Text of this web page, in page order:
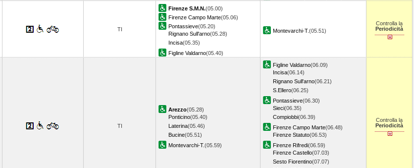
TI
Firenze S.M.N.(05.00)
Firenze Campo Marte(05.06)
Pontassieve(05.20)
Rignano Sull'arno(05.28)
Incisa(05.35)
Figline Valdarno(05.40)
Montevarchi-T.(05.51)
Controlla la
Periodicità
TI
Arezzo(05.28)
Ponticino(05.40)
Laterina(05.46)
Bucine(05.51)
Montevarchi-T.(05.59)
Figline Valdarno(06.09)
Incisa(06.14)
Rignano Sull'arno(06.21)
S.Ellero(06.25)
Pontassieve(06.30)
Sieci(06.35)
Compiobbi(06.39)
Firenze Campo Marte(06.48)
Firenze Statuto(06.53)
Firenze Rifredi(06.59)
Firenze Castello(07.03)
Sesto Fiorentino(07.07)
Controlla la
Periodicità